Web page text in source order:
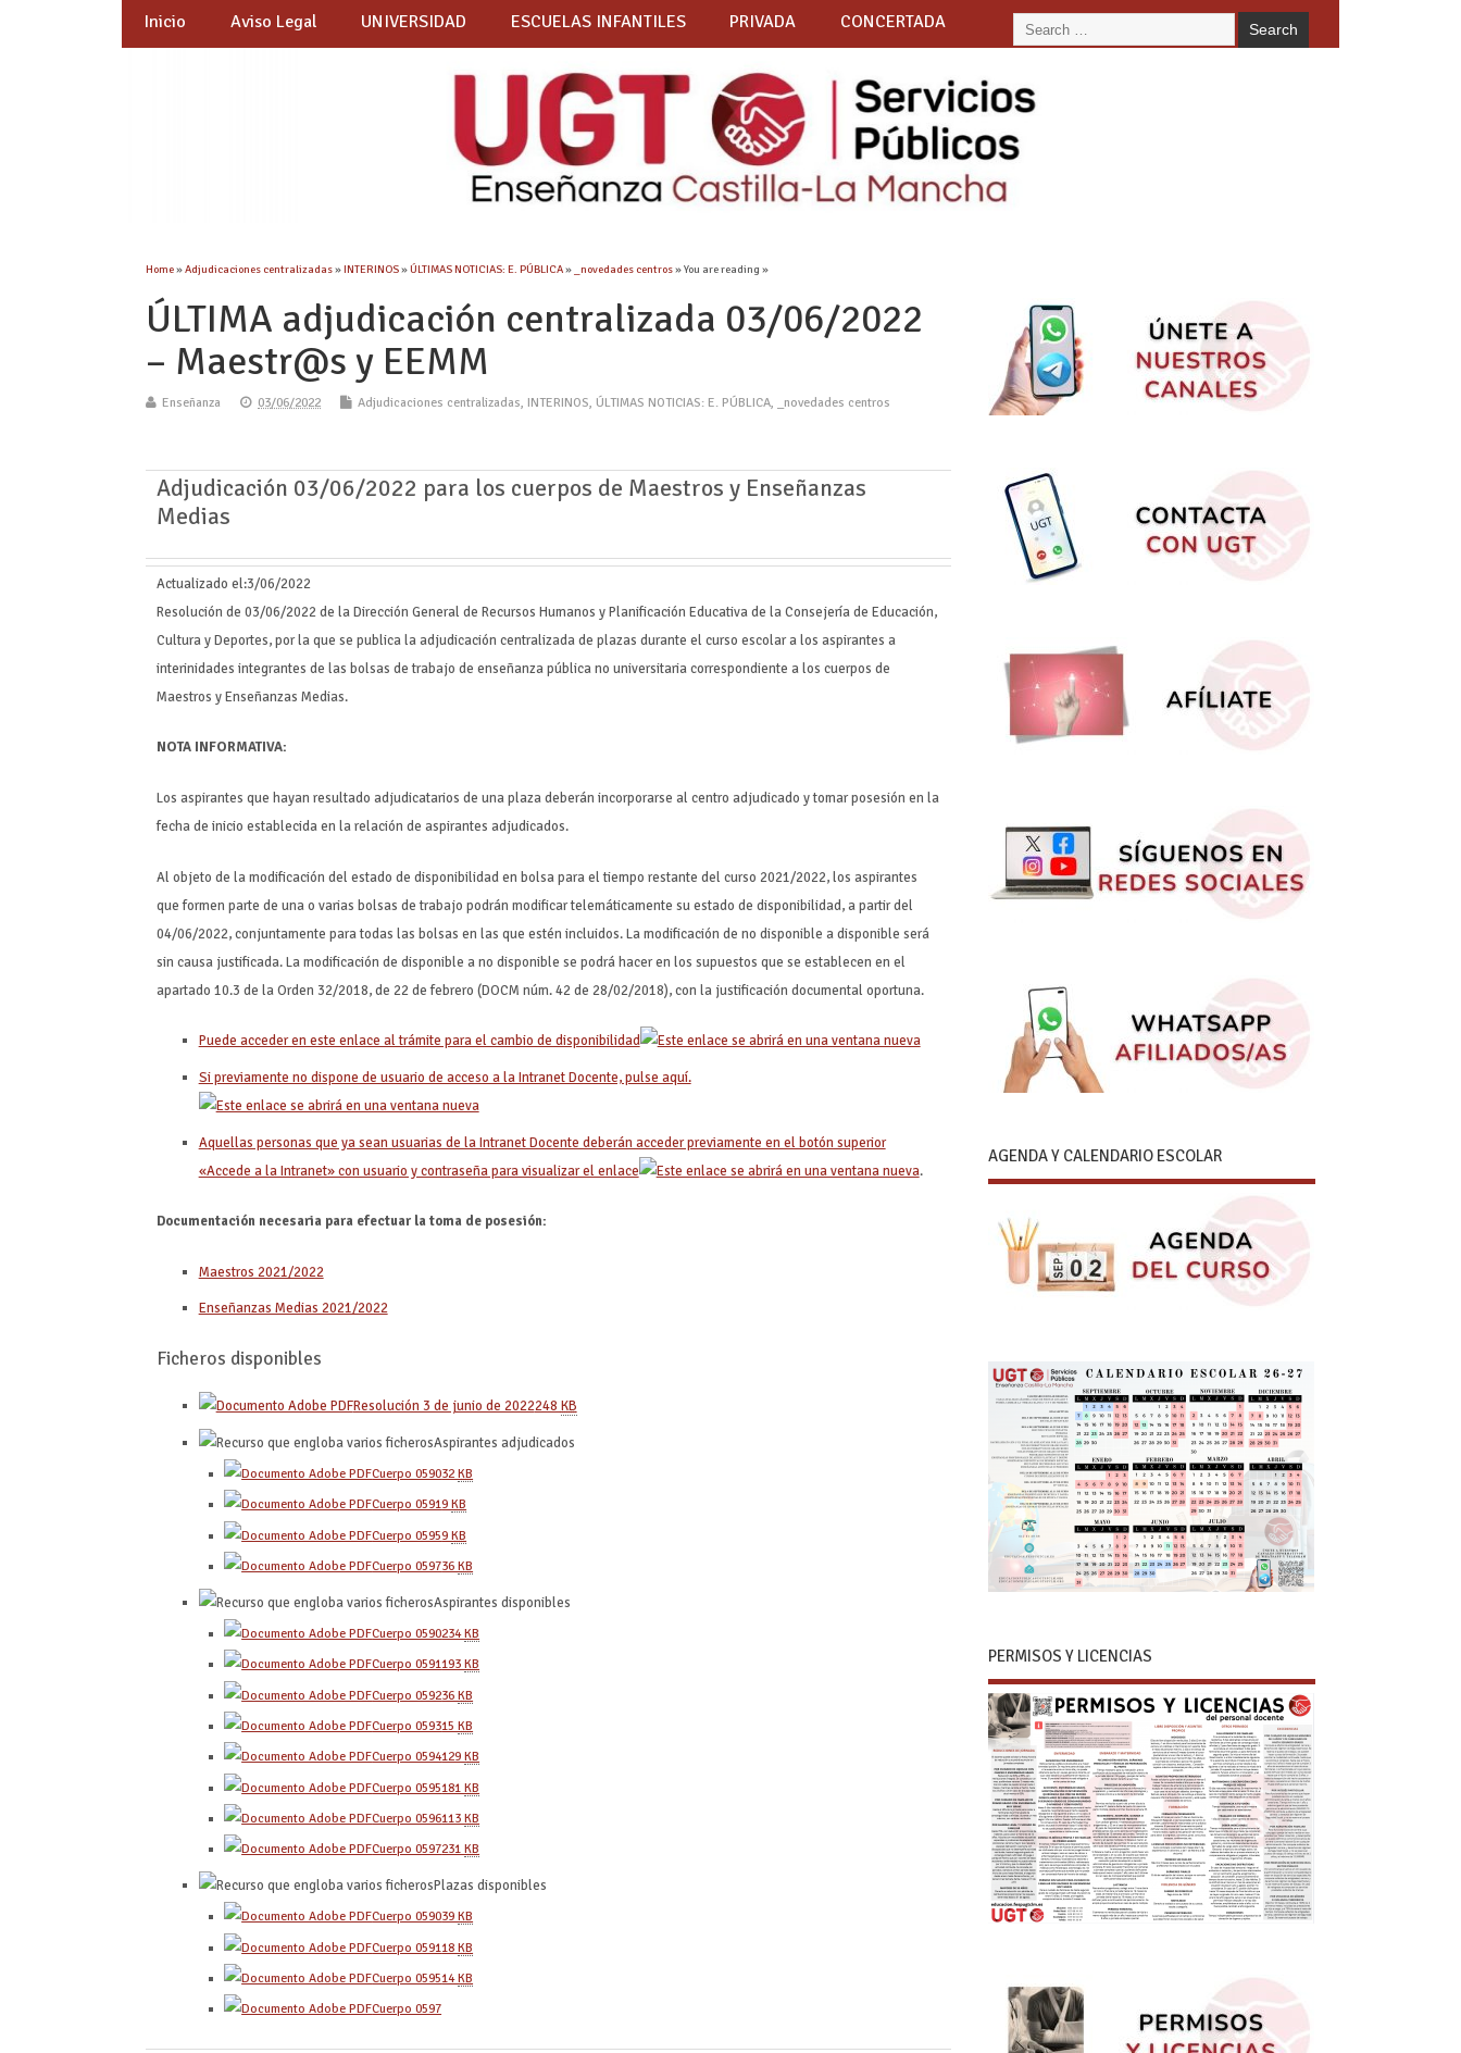
Inicio Aviso Legal UNIVERSIDAD ESCUELAS INFANTILES PRIVADA CONCERTADA
Home»Adjudicaciones centralizadas»INTERINOS»ÚLTIMAS NOTICIAS: E. PÚBLICA» _novedades centros» You are reading »
ÚLTIMA adjudicación centralizada 03/06/2022
– Maestr@s y EEMM
Enseñanza 03/06/2022 Adjudicaciones centralizadas, INTERINOS, ÚLTIMAS NOTICIAS: E. PÚBLICA, _novedades centros
Adjudicación 03/06/2022 para los cuerpos de Maestros y Enseñanzas
Medias
Actualizado el:3/06/2022
Resolución de 03/06/2022 de la Dirección General de Recursos Humanos y Planificación Educativa de la Consejería de Educación,
Cultura y Deportes, por la que se publica la adjudicación centralizada de plazas durante el curso escolar a los aspirantes a
interinidades integrantes de las bolsas de trabajo de enseñanza pública no universitaria correspondiente a los cuerpos de
Maestros y Enseñanzas Medias.
NOTA INFORMATIVA:
Los aspirantes que hayan resultado adjudicatarios de una plaza deberán incorporarse al centro adjudicado y tomar posesión en la
fecha de inicio establecida en la relación de aspirantes adjudicados.
Al objeto de la modificación del estado de disponibilidad en bolsa para el tiempo restante del curso 2021/2022, los aspirantes
que formen parte de una o varias bolsas de trabajo podrán modificar telemáticamente su estado de disponibilidad, a partir del
04/06/2022, conjuntamente para todas las bolsas en las que estén incluidos. La modificación de no disponible a disponible será
sin causa justificada. La modificación de disponible a no disponible se podrá hacer en los supuestos que se establecen en el
apartado 10.3 de la Orden 32/2018, de 22 de febrero (DOCM núm. 42 de 28/02/2018), con la justificación documental oportuna.
Puede acceder en este enlace al trámite para el cambio de disponibilidad
Si previamente no dispone de usuario de acceso a la Intranet Docente, pulse aquí.
Aquellas personas que ya sean usuarias de la Intranet Docente deberán acceder previamente en el botón superior
«Accede a la Intranet» con usuario y contraseña para visualizar el enlace
.
Documentación necesaria para efectuar la toma de posesión:
Maestros 2021/2022
Enseñanzas Medias 2021/2022
Ficheros disponibles
Resolución 3 de junio de 2022248 KB
Aspirantes adjudicados
Cuerpo 059032KB
Cuerpo 05919KB
Cuerpo 05959KB
Cuerpo 059736KB
Aspirantes disponibles
Cuerpo 0590234KB
Cuerpo 0591193KB
Cuerpo 059236KB
Cuerpo 059315KB
Cuerpo 0594129KB
Cuerpo 0595181KB
Cuerpo 0596113KB
Cuerpo 0597231KB
Plazas disponibles
Cuerpo 059039KB
Cuerpo 0591 18KB
Cuerpo 059514KB
Cuerpo 0597
AGENDA Y CALENDARIO ESCOLAR
PERMISOS Y LICENCIAS